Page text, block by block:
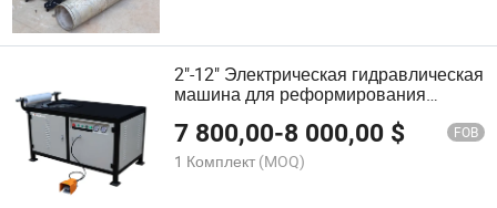
2"-12" Электрическая гидравлическая
машина для реформирования
Металлообрабатывающая машина
7 800,00-8 000,00 $ FOB
1 Комплект (MOQ)